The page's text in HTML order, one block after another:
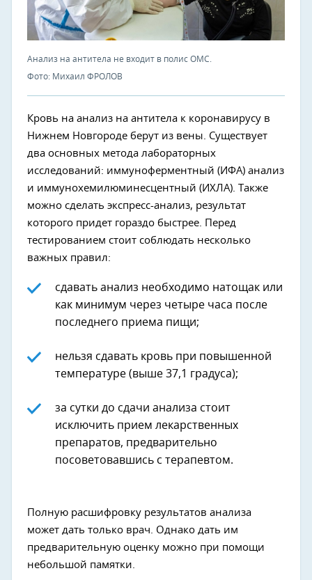
Анализ на антитела не входит в полис ОМС.
Фото: Михаил ФРОЛОВ
Кровь на анализ на антитела к коронавирусу в
Нижнем Новгороде берут из вены. Существует
два основных метода лабораторных
исследований: иммуноферментный (ИФА) анализ
и иммунохемилюминесцентный (ИХЛА).
Также
можно сделать экспресс-анализ, результат
которого придет гораздо быстрее. Перед
тестированием стоит соблюдать несколько
важных правил:
сдавать анализ необходимо натощак или
как минимум через четыре часа после
последнего приема пищи;
нельзя сдавать кровь при повышенной
температуре (выше 37,1 градуса);
за сутки до сдачи анализа стоит
исключить прием лекарственных
препаратов, предварительно
посоветовавшись с терапевтом.
Полную расшифровку результатов анализа
может дать только врач. Однако дать им
предварительную оценку можно при помощи
небольшой памятки.